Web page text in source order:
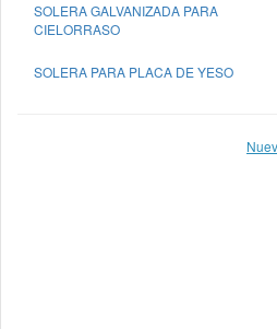
SOLERA GALVANIZADA PARA
CIELORRASO
SOLERA PARA PLACA DE YESO